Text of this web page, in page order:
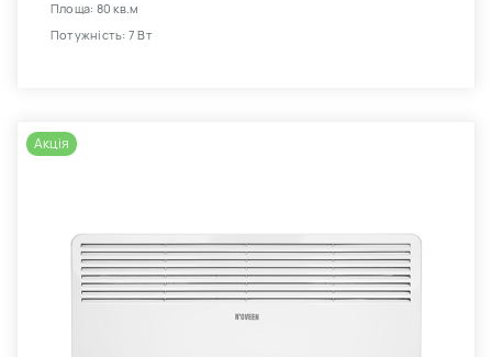
Площа: 80 кв.м
Потужність: 7 Вт
Акція